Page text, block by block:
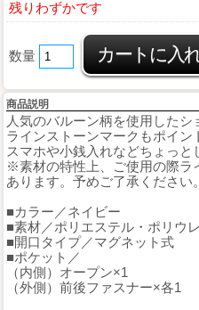
残りわずかです
数量
商品説明
人気のバルーン柄を使用したシ
ラインストーンマークもポイン
スマホや小銭入れなどちょっと
※素材の特性上、ご使用の際ラ
あります。予めご了承ください。
■カラー／ネイビー
■素材／ポリエステル・ポリウ
■開口タイプ／マグネット式
■ポケット／
（内側）オープン×1
（外側）前後ファスナー×各1